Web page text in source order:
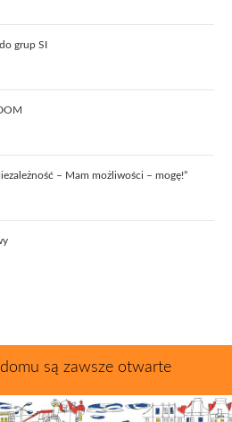
grup SI
– Mam możliwości – mogę!”
są zawsze otwarte